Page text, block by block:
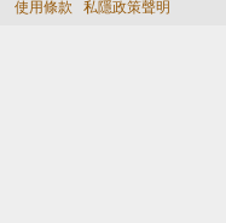
使用條款
私隱政策聲明